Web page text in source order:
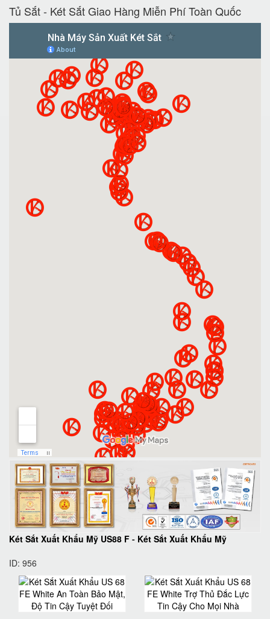
Tủ Sắt - Két Sắt Giao Hàng Miễn Phí Toàn Quốc
Két Sắt Xuất Khẩu Mỹ US88 F - Két Sắt Xuất Khẩu Mỹ
ID: 956